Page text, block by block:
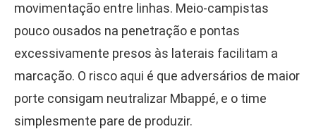
movimentação entre linhas. Meio-campistas
pouco ousados na penetração e pontas
excessivamente presos às laterais facilitam a
marcação. O risco aqui é que adversários de maior
porte consigam neutralizar Mbappé, e o time
simplesmente pare de produzir.